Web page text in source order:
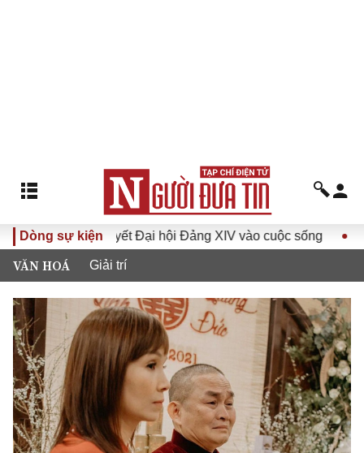
Dòng sự kiện
Đại hội Đảng XIV vào cuộc sống Hướng tới Đại hội
VĂN HOÁ Giải trí